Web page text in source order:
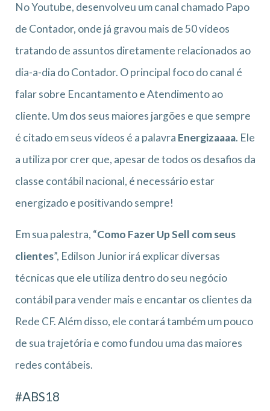
No Youtube, desenvolveu um canal chamado Papo
de Contador, onde já gravou mais de 50 vídeos
tratando de assuntos diretamente relacionados ao
dia-a-dia do Contador. O principal foco do canal é
falar sobre Encantamento e Atendimento ao
cliente. Um dos seus maiores jargões e que sempre
é citado em seus vídeos é a palavra Energizaaaa. Ele
a utiliza por crer que, apesar de todos os desafios da
classe contábil nacional, é necessário estar
energizado e positivando sempre!
Em sua palestra, “Como Fazer Up Sell com seus
clientes”, Edilson Junior irá explicar diversas
técnicas que ele utiliza dentro do seu negócio
contábil para vender mais e encantar os clientes da
Rede CF. Além disso, ele contará também um pouco
de sua trajetória e como fundou uma das maiores
redes contábeis.
#ABS18